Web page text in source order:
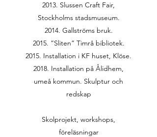
2013. Slussen Craft Fair,
Stockholms stadsmuseum.
2014. Gallströms bruk.
2015. ”Sliten” Timrå bibliotek.
2015. Installation i KF huset, Klöse.
2018. Installation på Ålidhem,
umeå kommun. Skulptur och
redskap
Skolprojekt, workshops,
föreläsningar